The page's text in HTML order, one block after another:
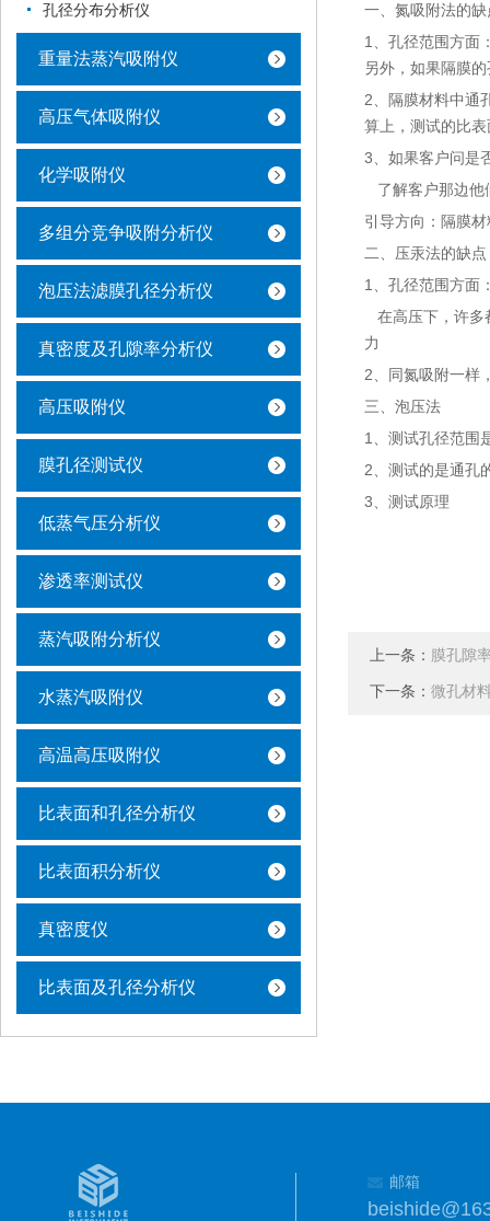
孔径分布分析仪
重量法蒸汽吸附仪
高压气体吸附仪
化学吸附仪
多组分竞争吸附分析仪
泡压法滤膜孔径分析仪
真密度及孔隙率分析仪
高压吸附仪
膜孔径测试仪
低蒸气压分析仪
渗透率测试仪
蒸汽吸附分析仪
水蒸汽吸附仪
高温高压吸附仪
比表面和孔径分析仪
比表面积分析仪
真密度仪
比表面及孔径分析仪
一、氮吸附法的缺
1、孔径范围方面
另外，如果隔膜
2、隔膜材料中通
算上，测试的比
3、如果客户问是
了解客户那边他
引导方向：隔膜
二、压汞法的缺点
1、孔径范围方面
在高压下，许多
力
2、同氮吸附一样
三、泡压法
1、测试孔径范围
2、测试的是通孔
3、测试原理
上一条： 膜孔隙
下一条： 微孔材
邮箱